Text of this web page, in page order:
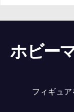
ホビー
フィギュ